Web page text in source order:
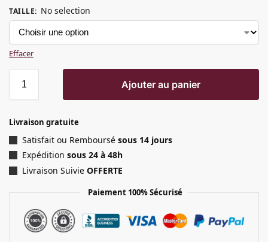
TAILLE: No selection
Effacer
Ajouter au panier
Livraison gratuite
Satisfait ou Remboursé sous 14 jours
Expédition sous 24 à 48h
Livraison Suivie OFFERTE
Paiement 100% Sécurisé